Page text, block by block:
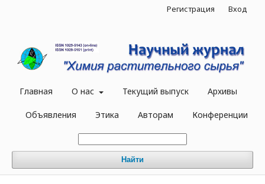
Главная О нас Текущий выпуск Архивы
Объявления Этика Авторам Конференции
Найти
Регистрация Вход